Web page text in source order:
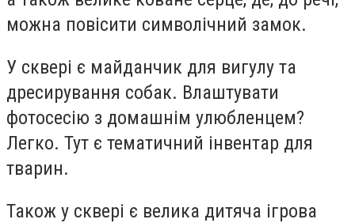
можна повісити символічний замок.
У сквері є майданчик для вигулу та
дресирування собак. Влаштувати
фотосесію з домашнім улюбленцем?
Легко. Тут є тематичний інвентар для
тварин.
Також у сквері є велика дитяча ігрова